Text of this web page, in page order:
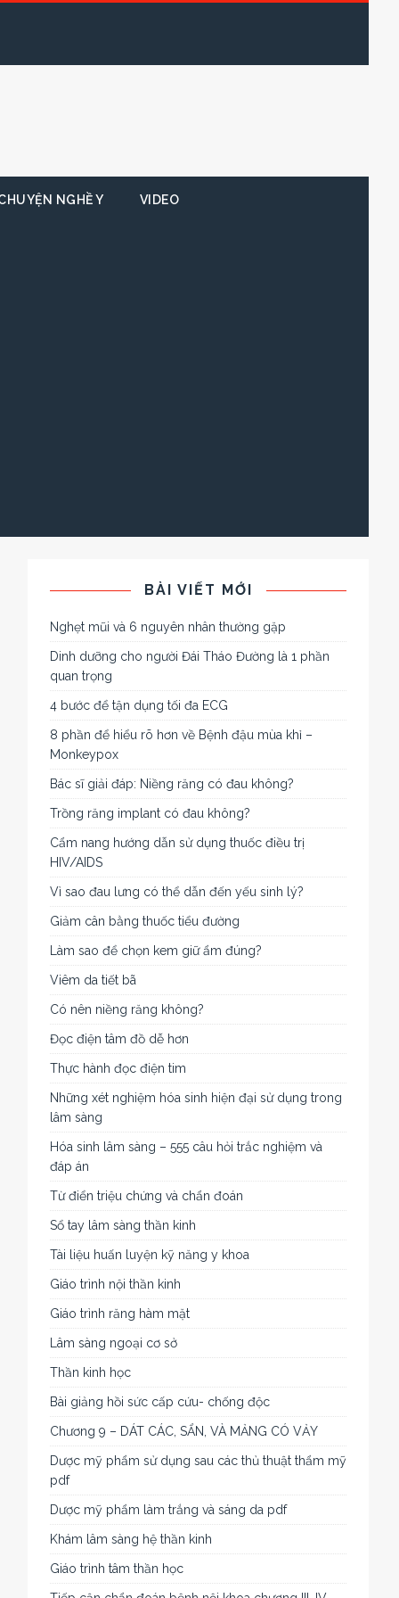
NGHỀ Y VIDEO
BÀI VIẾT MỚI
Nghẹt mũi và 6 nguyên nhân thường gặp
Dinh dưỡng cho người Đái Tháo Đường là 1 phần
quan trọng
4 bước để tận dụng tối đa ECG
8 phần để hiểu rõ hơn về Bệnh đậu mùa khỉ –
Monkeypox
Bác sĩ giải đáp: Niềng răng có đau không?
Trồng răng implant có đau không?
Cẩm nang hướng dẫn sử dụng thuốc điều trị
HIV/AIDS
Vì sao đau lưng có thể dẫn đến yếu sinh lý?
Giảm cân bằng thuốc tiểu đường
Làm sao để chọn kem giữ ẩm đúng?
Viêm da tiết bã
Có nên niềng răng không?
Đọc điện tâm đồ dễ hơn
Thực hành đọc điện tim
Những xét nghiệm hóa sinh hiện đại sử dụng trong
lâm sàng
Hóa sinh lâm sàng – 555 câu hỏi trắc nghiệm và
đáp án
Từ điển triệu chứng và chẩn đoán
Sổ tay lâm sàng thần kinh
Tài liệu huấn luyện kỹ năng y khoa
Giáo trình nội thần kinh
Giáo trình răng hàm mặt
Lâm sàng ngoại cơ sở
Thần kinh học
Bài giảng hồi sức cấp cứu- chống độc
Chương 9 – DÁT CÁC, SẨN, VÀ MẢNG CÓ VẢY
Dược mỹ phẩm sử dụng sau các thủ thuật thẩm mỹ
pdf
Dược mỹ phẩm làm trắng và sáng da pdf
Khám lâm sàng hệ thần kinh
Giáo trình tâm thần học